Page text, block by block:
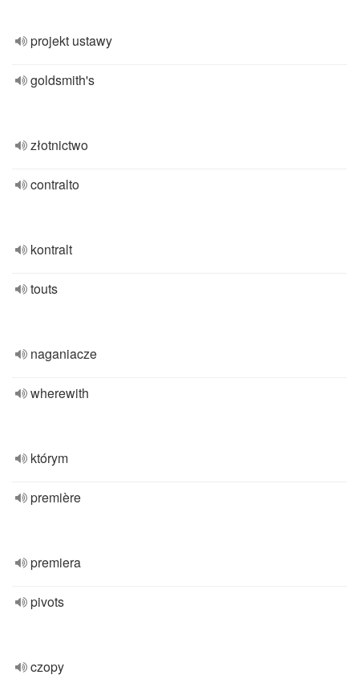
projekt ustawy
goldsmith's
złotnictwo
contralto
kontralt
touts
naganiacze
wherewith
którym
première
premiera
pivots
czopy